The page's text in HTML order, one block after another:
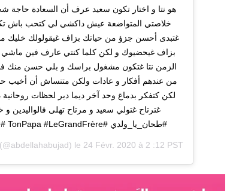
هو نتا و اختار تكون سعيد عرف أن السعادة
خلاصتي المتواضعة عيش داكشي لي كتحب باش
غتبدى أحسن جزؤ من حياتك بزاف غيقولولك خليك
بزاف غيحضيوك و لكن كلما كنتي عارف فين ماشي
الزمن نتا غتكون مشغول براسك و بلي حسن منك
من عندهم أفكار و عادات ولكن متنساش أن أخيب
لكن كتفكر بدماغ وحد آخر ديما دير لحظات
غترتاح غتولي سعيد و مرتاح تهلى فالواليدين
#طحان_يا_ولدي #TonPapa #LeGrandFrère #من_2013_وانا_معاهم #طحان
(@abdellahabujad) le 24 Févr. 2020 à 2 :12 PST